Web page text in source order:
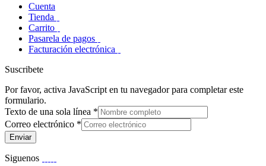
Cuenta
Tienda
Carrito
Pasarela de pagos
Facturación electrónica
Suscribete
Por favor, activa JavaScript en tu navegador para completar este
formulario.
Texto de una sola línea *
Correo electrónico *
Enviar
Siguenos